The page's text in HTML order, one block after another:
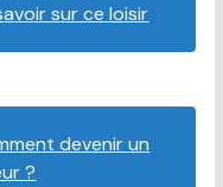
sur ce loisir
devenir un
?